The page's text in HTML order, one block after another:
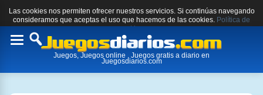
Las cookies nos permiten ofrecer nuestros servicios. Si continúas navegando
consideramos que aceptas el uso que hacemos de las cookies. Política de
cookies.
Toggle
Juegos, Juegos online , Juegos gratis a diario en
Juegosdiarios.com